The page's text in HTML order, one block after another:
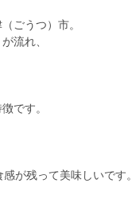
ごうつ）市。
流れ、
です。
が残って美味しいです。